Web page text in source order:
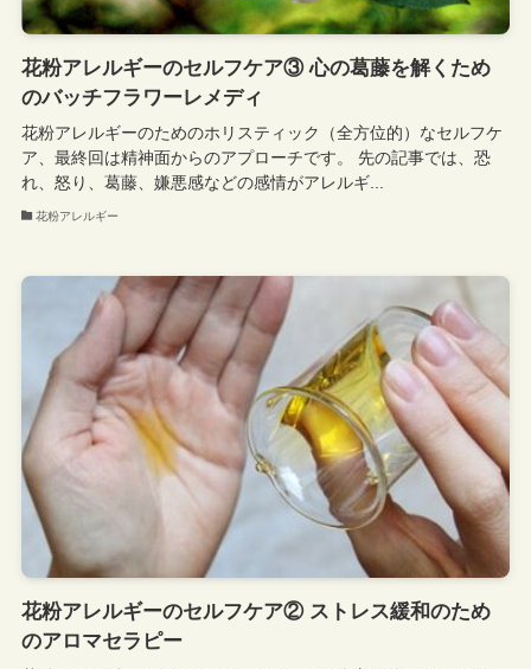
花粉アレルギーのセルフケア③ 心の葛藤を解くため
のバッチフラワーレメディ
花粉アレルギーのためのホリスティック（全方位的）なセルフケ
ア、最終回は精神面からのアプローチです。 先の記事では、恐
れ、怒り、葛藤、嫌悪感などの感情がアレルギ...
花粉アレルギー
花粉アレルギーのセルフケア② ストレス緩和のため
のアロマセラピー